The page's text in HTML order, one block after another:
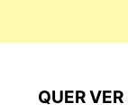
QUER